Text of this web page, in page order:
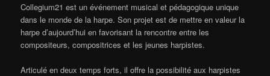
Collegium21 est un événement musical et pédagogique unique
dans le monde de la harpe. Son projet est de mettre en valeur la
harpe d’aujourd’hui en favorisant la rencontre entre les
compositeurs, compositrices et les jeunes harpistes.
Articulé en deux temps forts, il offre la possibilité aux harpistes